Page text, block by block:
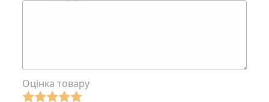
Оцінка товару